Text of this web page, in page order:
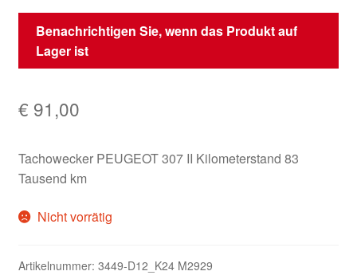
Benachrichtigen Sie, wenn das Produkt auf
Lager ist
€ 91,00
Tachowecker PEUGEOT 307 II Kilometerstand 83
Tausend km
Nicht vorrätig
Artikelnummer: 3449-D12_K24 M2929